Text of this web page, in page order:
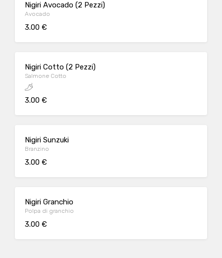
Nigiri Avocado (2 Pezzi)
Avocado
3.00 €
Nigiri Cotto (2 Pezzi)
Salmone Cotto
3.00 €
Nigiri Sunzuki
Branzino
3.00 €
Nigiri Granchio
Polpa di granchio
3.00 €